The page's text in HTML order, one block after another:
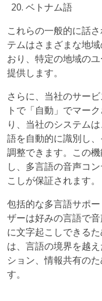
ベトナム語
これらの一般的に話
テムはさまざまな地
おり、特定の地域の
提供します。
さらに、当社のサー
トで「自動」でマー
り、当社のシステム
語を自動的に識別し
調整できます。この
し、多言語の音声コ
こしが保証されます。
包括的な多言語サポ
ザーは好みの言語で
に文字起こしできる
は、言語の境界を越
ション、情報共有の
す。